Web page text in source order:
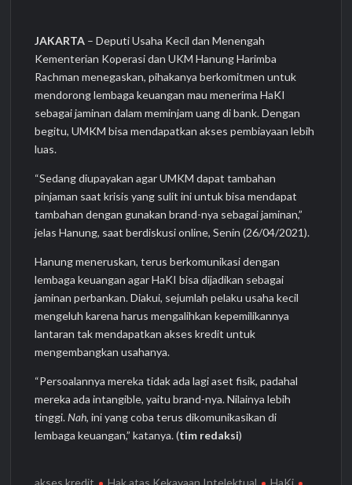
JAKARTA – Deputi Usaha Kecil dan Menengah
Kementerian Koperasi dan UKM Hanung Harimba
Rachman menegaskan, pihakanya berkomitmen untuk
mendorong lembaga keuangan mau menerima HaKI
sebagai jaminan dalam meminjam uang di bank. Dengan
begitu, UMKM bisa mendapatkan akses pembiayaan lebih
luas.
“Sedang diupayakan agar UMKM dapat tambahan
pinjaman saat krisis yang sulit ini untuk bisa mendapat
tambahan dengan gunakan brand-nya sebagai jaminan,”
jelas Hanung, saat berdiskusi online, Senin (26/04/2021).
Hanung meneruskan, terus berkomunikasi dengan
lembaga keuangan agar HaKI bisa dijadikan sebagai
jaminan perbankan. Diakui, sejumlah pelaku usaha kecil
mengeluh karena harus mengalihkan kepemilikannya
lantaran tak mendapatkan akses kredit untuk
mengembangkan usahanya.
“Persoalannya mereka tidak ada lagi aset fisik, padahal
mereka ada intangible, yaitu brand-nya. Nilainya lebih
tinggi.Nah, ini yang coba terus dikomunikasikan di
lembaga keuangan,” katanya. (tim redaksi)
akses kredit Hak atas Kekayaan Intelektual
HaKi